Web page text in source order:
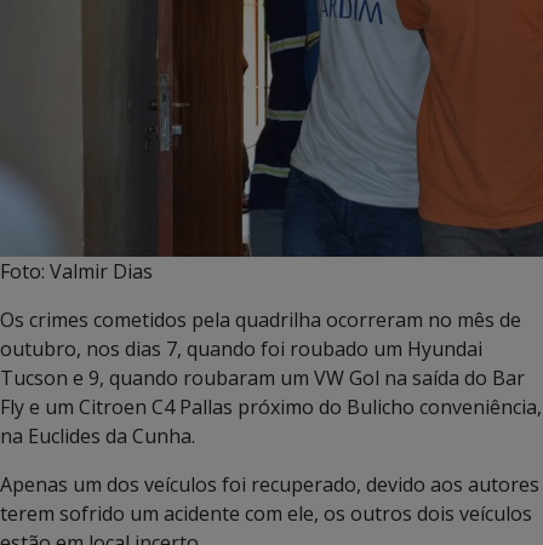
Foto: Valmir Dias
Os crimes cometidos pela quadrilha ocorreram no mês de
outubro, nos dias 7, quando foi roubado um Hyundai
Tucson e 9, quando roubaram um VW Gol na saída do Bar
Fly e um Citroen C4 Pallas próximo do Bulicho conveniência,
na Euclides da Cunha.
Apenas um dos veículos foi recuperado, devido aos autores
terem sofrido um acidente com ele, os outros dois veículos